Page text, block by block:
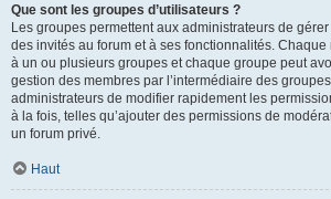
Que sont les groupes d’utilisateurs ?
Les groupes permettent aux administrateurs de
des invités au forum et à ses fonctionnalités.
à un ou plusieurs groupes et chaque groupe peut
gestion des membres par l’intermédiaire des
administrateurs de modifier rapidement les
à la fois, telles qu’ajouter des permissions de
un forum privé.
Haut